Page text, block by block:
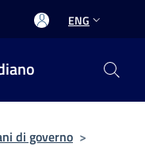
ENG
di governo >